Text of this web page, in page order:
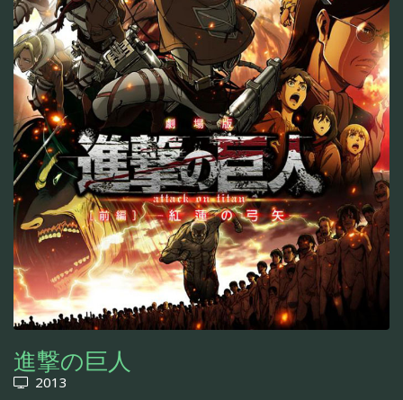
進撃の巨人
2013